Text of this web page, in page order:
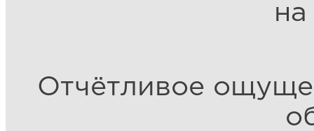
на
Отчётливое